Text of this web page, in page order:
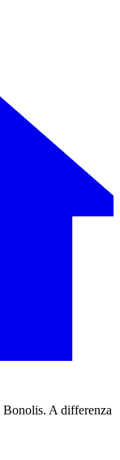
Bonolis. A differenza